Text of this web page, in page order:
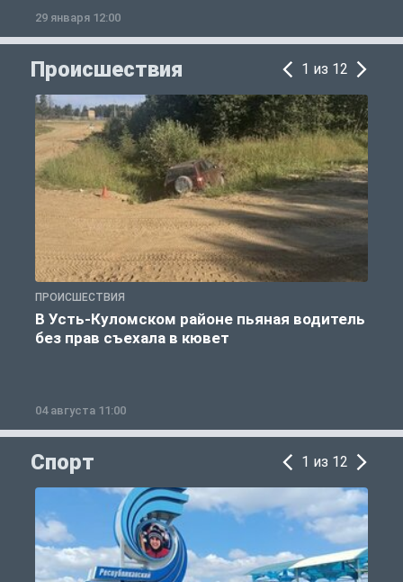
29 января 12:00
Происшествия 1 из 12
ПРОИСШЕСТВИЯ
В Усть-Куломском районе пьяная водитель
без прав съехала в кювет
04 августа 11:00
Спорт 1 из 12